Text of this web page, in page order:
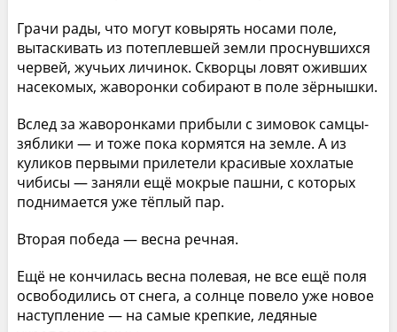
Грачи рады, что могут ковырять носами поле,
вытаскивать из потеплевшей земли проснувшихся
червей, жучьих личинок. Скворцы ловят оживших
насекомых, жаворонки собирают в поле зёрнышки.
Вслед за жаворонками прибыли с зимовок самцы-
зяблики — и тоже пока кормятся на земле. А из
куликов первыми прилетели красивые хохлатые
чибисы — заняли ещё мокрые пашни, с которых
поднимается уже тёплый пар.
Вторая победа — весна речная.
Ещё не кончилась весна полевая, не все ещё поля
освободились от снега, а солнце повело уже новое
наступление — на самые крепкие, ледяные